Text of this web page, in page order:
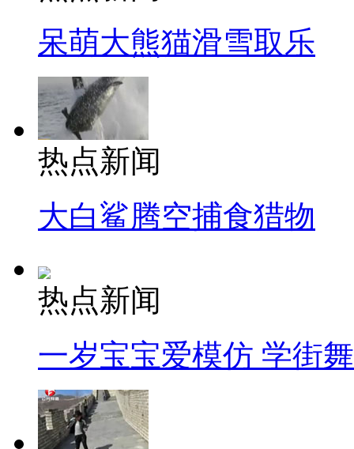
呆萌大熊猫滑雪取乐
热点新闻
大白鲨腾空捕食猎物
热点新闻
一岁宝宝爱模仿 学街